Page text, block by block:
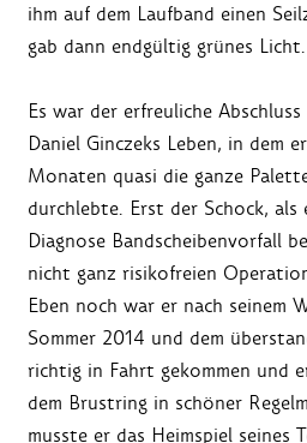
ihm auf dem Laufband einen
gab dann endgültig grünes Licht.
Es war der erfreuliche
Daniel Ginczeks Leben, in dem
Monaten quasi die ganze
durchlebte. Erst der Schock,
Diagnose Bandscheibenvorfall
nicht ganz risikofreien
Eben noch war er nach seinem
Sommer 2014 und dem
richtig in Fahrt gekommen und
dem Brustring in schöner
musste er das Heimspiel seines